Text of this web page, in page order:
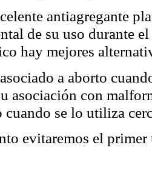
antiagregante
de su uso durante
hay mejores
a aborto
asociación con
cuando se lo utiliza
evitaremos el